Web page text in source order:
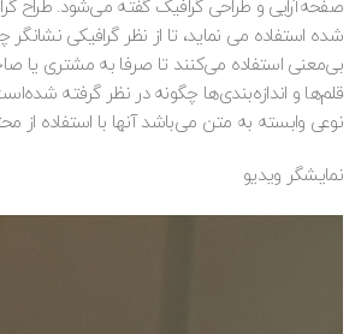
صفحه‌آرایی و طراحی گرافیک گفته می‌شود. طراح
شده استفاده می نماید، تا از نظر گرافیکی
بی‌معنی استفاده می‌کنند تا صرفا به مشتری یا
قلم‌ها و اندازه‌بندی‌ها چگونه در نظر گرفته
نوعی وابسته به متن می‌باشد آنها با استفاده از
نمایشگر ویدیو